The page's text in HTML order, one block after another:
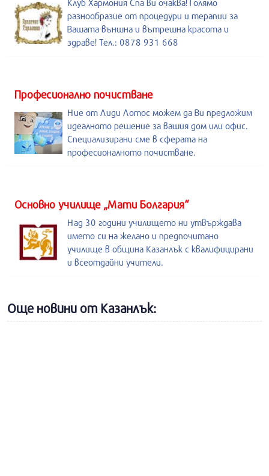
Клуб Хармония Спа ви очаква! Голямо
разнообразие от процедури и терапии за
Вашата външна и вътрешна красота и
здраве! Тел.: 0878 931 668
Професионално почистване
Ние от Лиди Лотос можем да Ви предложим
идеалното решение за вашия дом или офис.
Специализирани сме в сферата на
професионалното почистване.
Основно училище „Мати Болгария“
Над 30 години училището ни утвърждава
името си на желано и предпочитано
училище в община Казанлък с квалифицирани
и всеотдайни учители.
Още новини от Казанлък: